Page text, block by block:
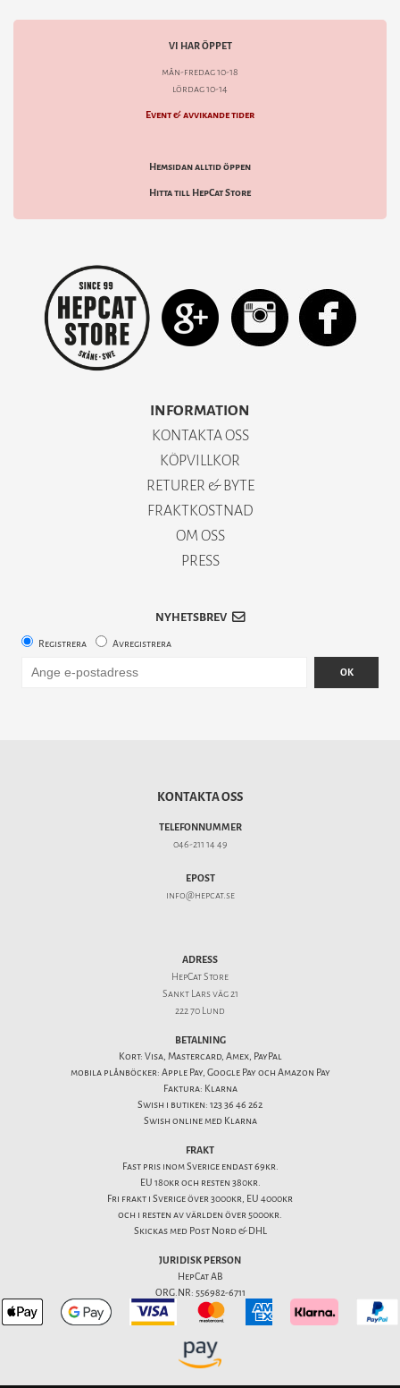
VI HAR ÖPPET
mån-fredag 10-18
lördag 10-14
Event & avvikande tider
Hemsidan alltid öppen
Hitta till HepCat Store
INFORMATION
KONTAKTA OSS
KÖPVILLKOR
RETURER & BYTE
FRAKTKOSTNAD
OM OSS
PRESS
NYHETSBREV
Registrera Avregistrera
OK
KONTAKTA OSS
TELEFONNUMMER
046-211 14 49
EPOST
info@hepcat.se
ADRESS
HepCat Store
Sankt Lars väg 21
222 70 Lund
BETALNING
Kort: Visa, Mastercard, Amex, PayPal
mobila plånböcker: Apple Pay, Google Pay och Amazon Pay
Faktura: Klarna
Swish i butiken: 123 36 46 262
Swish online med Klarna
FRAKT
Fast pris inom Sverige endast 69kr.
EU 180kr och resten 380kr.
Fri frakt i Sverige över 3000kr, EU 4000kr
och i resten av världen över 5000kr.
Skickas med Post Nord & DHL
JURIDISK PERSON
HepCat AB
ORG.NR: 556982-6711